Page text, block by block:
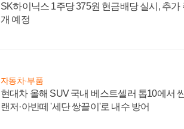
SK하이닉스 1주당 375원 현금배당 실시, 추가
개 예정
자동차·부품
현대차 올해 SUV 국내 베스트셀러 톱10에서
랜저·아반떼 '세단 쌍끌이'로 내수 방어